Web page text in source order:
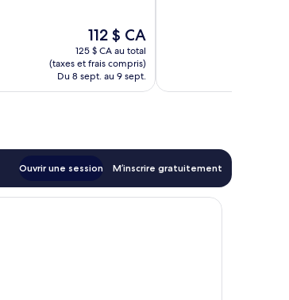
Le
prix
est
de
112 $ CA
112 $ CA
125 $ CA au total
(taxes et frais compris)
Du 8 sept. au 9 sept.
Ouvrir une session M’inscrire gratuitement